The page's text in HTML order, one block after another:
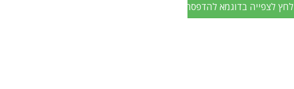
לחץ לצפייה בדוגמא להדפסה